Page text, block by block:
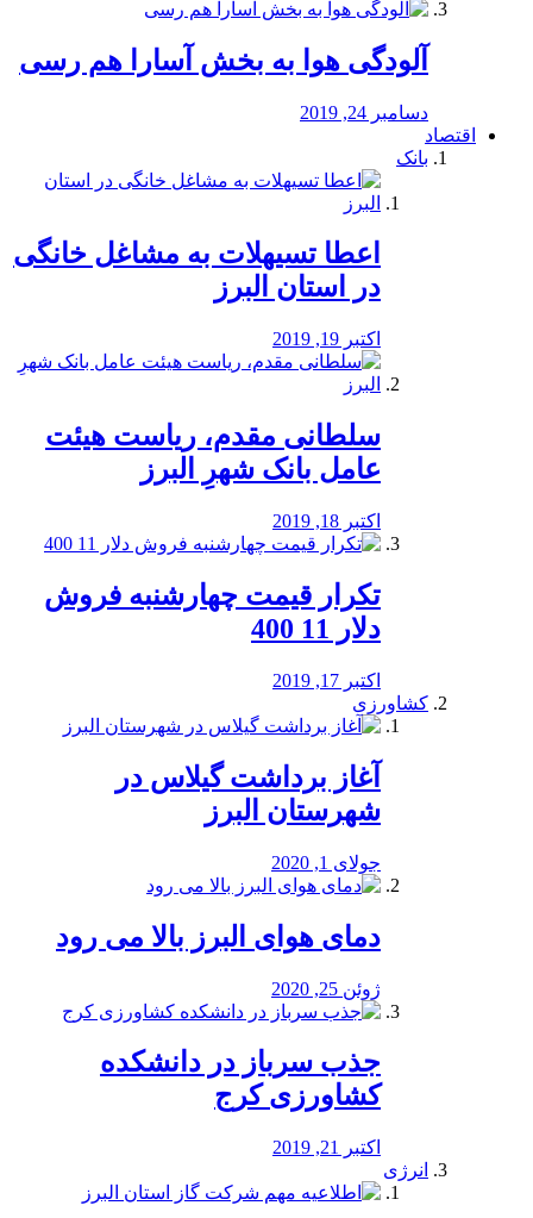
آلودگی هوا به بخش آسارا هم رسی
دسامبر 24, 2019
اقتصاد
بانک
️اعطا تسیهلات به مشاغل خانگی
در استان البرز
اکتبر 19, 2019
سلطانی مقدم، ریاست هیئت
عامل بانک شهرِ البرز
اکتبر 18, 2019
تکرار قیمت چهارشنبه فروش
دلار 11 400
اکتبر 17, 2019
کشاورزی
آغاز برداشت گیلاس در
شهرستان البرز
جولای 1, 2020
دمای هوای البرز بالا می رود
ژوئن 25, 2020
جذب سرباز در دانشکده
کشاورزی کرج
اکتبر 21, 2019
انرژی